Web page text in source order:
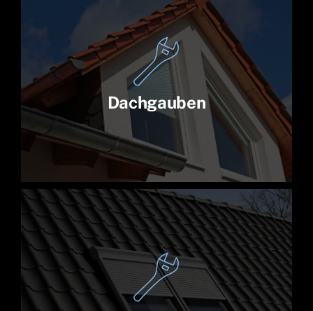
Dachgauben